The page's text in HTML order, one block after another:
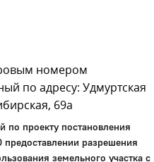
номером
по адресу: Удмуртская
69а
проекту постановления
разрешения
земельного участка с